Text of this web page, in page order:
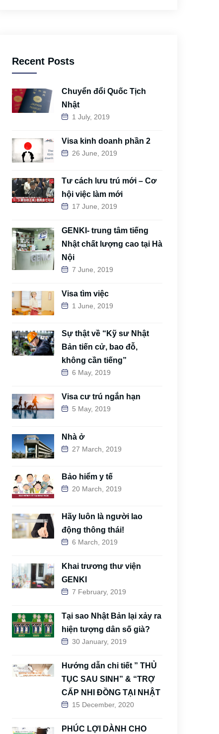
Recent Posts
Chuyển đổi Quốc Tịch
Nhật
1 July, 2019
Visa kinh doanh phần 2
26 June, 2019
Tư cách lưu trú mới – Cơ
hội việc làm mới
17 June, 2019
GENKI- trung tâm tiếng
Nhật chất lượng cao tại Hà
Nội
7 June, 2019
Visa tìm việc
1 June, 2019
Sự thật về “Kỹ sư Nhật
Bản tiến cử, bao đỗ,
không cần tiếng”
6 May, 2019
Visa cư trú ngắn hạn
5 May, 2019
Nhà ở
27 March, 2019
Bảo hiểm y tế
20 March, 2019
Hãy luôn là người lao
động thông thái!
6 March, 2019
Khai trương thư viện
GENKI
7 February, 2019
Tại sao Nhật Bản lại xảy ra
hiện tượng dân số già?
30 January, 2019
Hướng dẫn chi tiết ” THỦ
TỤC SAU SINH” & “TRỢ
CẤP NHI ĐỒNG TẠI NHẬT
15 December, 2020
PHÚC LỢI DÀNH CHO